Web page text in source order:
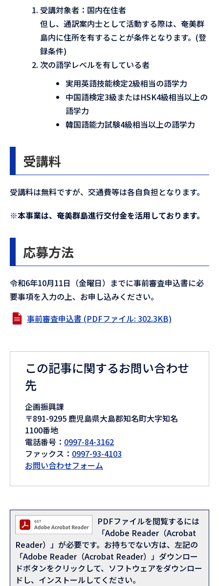
受講対象者：国内在住者
但し、通訳案内士として活動する際は、奄美群
島内に住所を有することが条件となります。(登
録条件)
次の語学レベルを有している者
実用英語技能検定2級相当の語学力
中国語検定3級またはHSK4級相当以上の
語学力
韓国語能力試験4級相当以上の語学力
受講料
受講料は無料ですが、交通費等は各自負担となります。
※本事業は、奄美群島進行交付金を活用しております。
応募方法
令和6年10月11日（金曜日）までに事前審査申込書に必
要事項を入力の上、お申し込みください。
事前審査申込書 (PDFファイル: 302.3KB)
この記事に関するお問い合わせ
先
企画振興課
〒891-9295 鹿児島県大島郡知名町大字知名
1100番地
電話番号： 0997-84-3162
ファックス： 0997-93-4103
お問い合わせフォーム
PDFファイルを閲覧するには
「Adobe Reader（Acrobat
Reader）」が必要です。お持ちでない方は、左記の
「Adobe Reader（Acrobat Reader）」ダウンロー
ドボタンをクリックして、ソフトウェアをダウンロー
ドし、インストールしてください。